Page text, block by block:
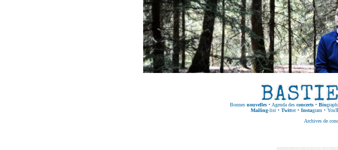
Bonnes nouvelles • Agenda des concerts • Bio
Mailing-list• Twitter• Instagram • You
Archives de